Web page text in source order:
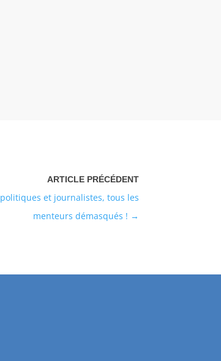
et journalistes, tous les
menteurs démasqués !